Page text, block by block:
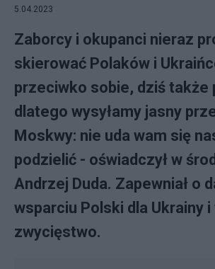
5.04.2023
Zaborcy i okupanci nieraz
skierować Polaków i
przeciwko sobie, dziś także
dlatego wysyłamy jasny
Moskwy: nie uda wam się
podzielić - oświadczył w
Andrzej Duda. Zapewniał o
wsparciu Polski dla Ukrainy
zwycięstwo.